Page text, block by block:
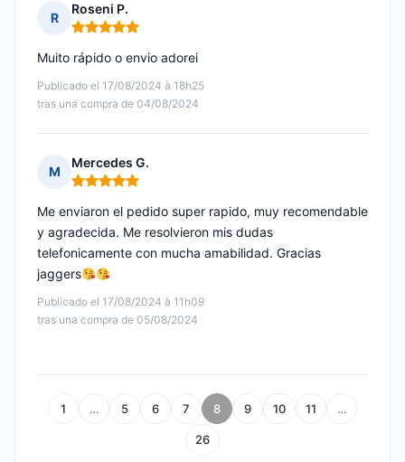
R
Roseni P.
Nota: 5 de 5
Publicado el 17/08/2024 à 18h25
tras una compra de 04/08/2024
Muito rápido o envio adorei
M
Mercedes G.
Nota: 5 de 5
Publicado el 17/08/2024 à 11h09
tras una compra de 05/08/2024
Me enviaron el pedido super rapido, muy recomendable
y agradecida. Me resolvieron mis dudas
telefonicamente con mucha amabilidad. Gracias
jaggers
1 … 5 6 7 8 9 10 11 …
26